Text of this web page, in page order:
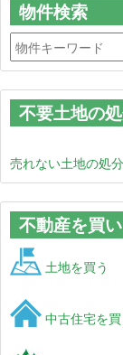
物件検索
不要土地の
売れない土地の処
不動産を買
土地を買う
中古住宅を買